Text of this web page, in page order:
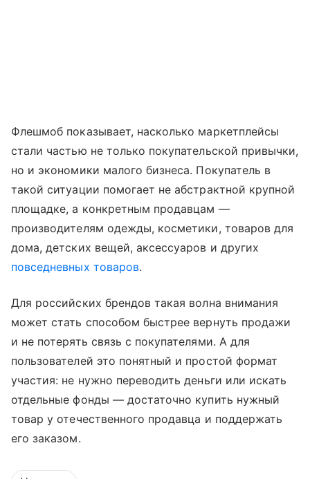
Флешмоб показывает, насколько маркетплейсы
стали частью не только покупательской привычки,
но и экономики малого бизнеса. Покупатель в
такой ситуации помогает не абстрактной крупной
площадке, а конкретным продавцам —
производителям одежды, косметики, товаров для
дома, детских вещей, аксессуаров и других
повседневных товаров.
Для российских брендов такая волна внимания
может стать способом быстрее вернуть продажи
и не потерять связь с покупателями. А для
пользователей это понятный и простой формат
участия: не нужно переводить деньги или искать
отдельные фонды — достаточно купить нужный
товар у отечественного продавца и поддержать
его заказом.